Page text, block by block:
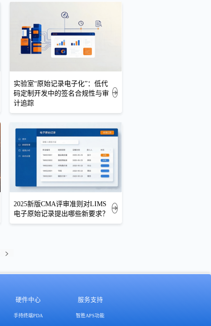
实验室“原始记录电子化”：低代
码定制开发中的签名合规性与审
计追踪
2025新版CMA评审准则对LIMS
电子原始记录提出哪些新要求？
硬件中心
手持终端PDA
服务支持
智胜APS功能